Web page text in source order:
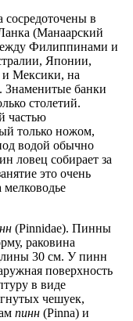
в
(Манаарский
Филиппинами и
Японии,
Мексики, на
Знаменитые банки
столетий.
частью
только ножом,
водой обычно
ловец собирает за
это очень
мелководье
(Pinnidae). Пинны
раковина
30 см. У пинн
поверхность
в виде
чешуек,
пинн (Pinna) и